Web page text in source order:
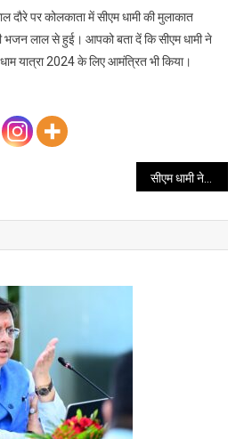
दौरे पर कोलकाता में सीएम धामी की मुलाकात
भजन लाल से हुई। आपको बता दें कि सीएम धामी ने
यात्रा 2024 के लिए आमंत्रित भी किया।